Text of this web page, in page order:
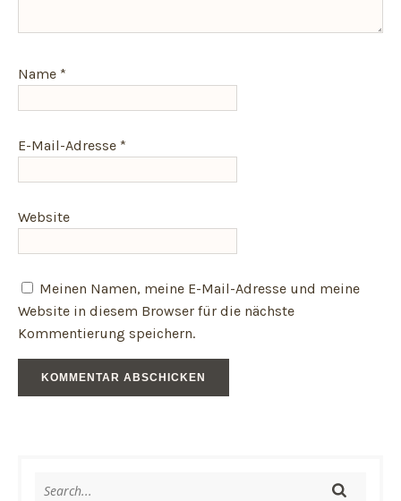
Name *
E-Mail-Adresse *
Website
Meinen Namen, meine E-Mail-Adresse und meine
Website in diesem Browser für die nächste
Kommentierung speichern.